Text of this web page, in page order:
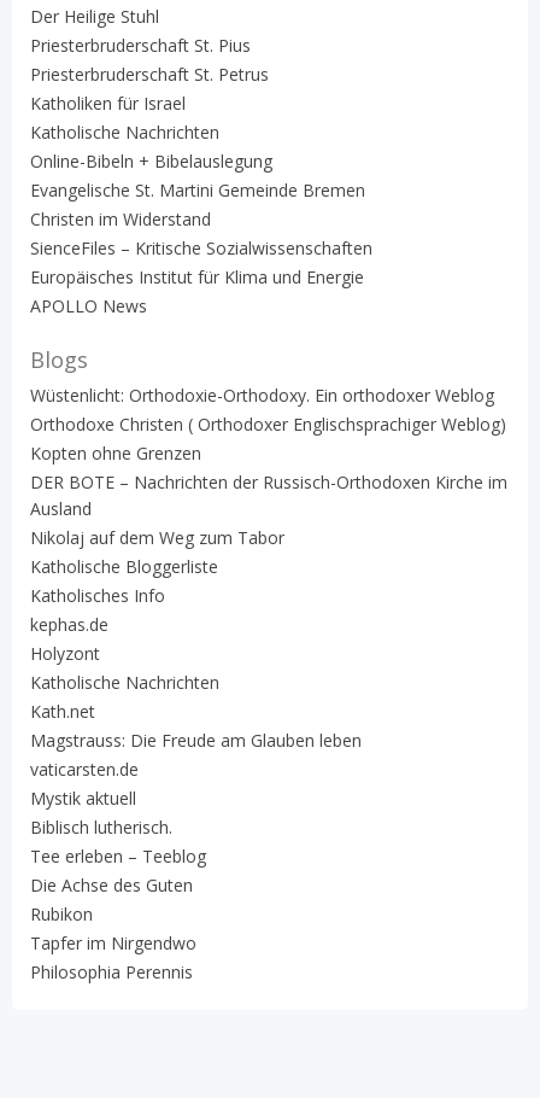
Der Heilige Stuhl
Priesterbruderschaft St. Pius
Priesterbruderschaft St. Petrus
Katholiken für Israel
Katholische Nachrichten
Online-Bibeln + Bibelauslegung
Evangelische St. Martini Gemeinde Bremen
Christen im Widerstand
SienceFiles – Kritische Sozialwissenschaften
Europäisches Institut für Klima und Energie
APOLLO News
Blogs
Wüstenlicht: Orthodoxie-Orthodoxy. Ein orthodoxer Weblog
Orthodoxe Christen ( Orthodoxer Englischsprachiger Weblog)
Kopten ohne Grenzen
DER BOTE – Nachrichten der Russisch-Orthodoxen Kirche im
Ausland
Nikolaj auf dem Weg zum Tabor
Katholische Bloggerliste
Katholisches Info
kephas.de
Holyzont
Katholische Nachrichten
Kath.net
Magstrauss: Die Freude am Glauben leben
vaticarsten.de
Mystik aktuell
Biblisch lutherisch.
Tee erleben – Teeblog
Die Achse des Guten
Rubikon
Tapfer im Nirgendwo
Philosophia Perennis